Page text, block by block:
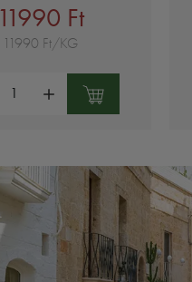
11990 Ft
11990 Ft/KG